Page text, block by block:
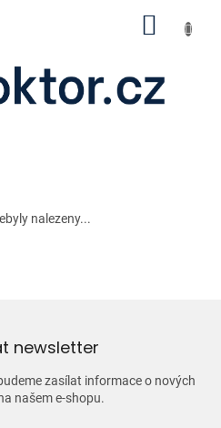
nalezeny...
newsletter
zasílat informace o nových
našem e-shopu.